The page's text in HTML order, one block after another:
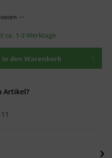
—
ca. 1-3 Werktage
In den Warenkorb
Artikel?